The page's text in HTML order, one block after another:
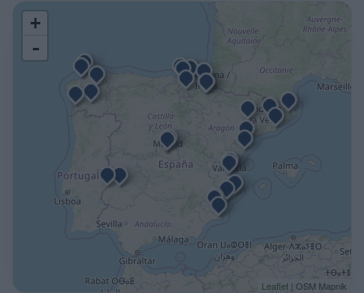
+
-
Leaflet | OSM Mapnik